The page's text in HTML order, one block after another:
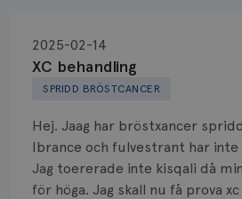
SPRIDD BRÖSTCANCER
XC behandling
2025-02-14
Hej. Jaag har bröstxancer
Ibrance och fulvestrant har
Jag toererade inte kisqali då
för höga. Jag skall nu få prova
Biopsi
Biverkningar
Bröstvårta
Knöl